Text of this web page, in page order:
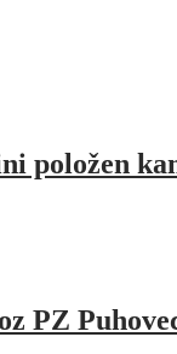
položen
PZ